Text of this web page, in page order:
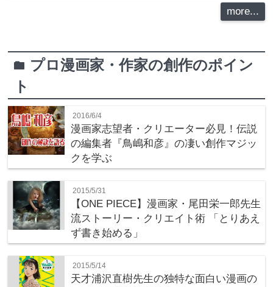
more...
folder プロ漫画家・作家の創作のポイン
ト
2016/6/4
漫画家志望者・クリエーター必見！伝説
の編集者『鳥嶋和彦』の凄い創作マジッ
クを学ぶ
2015/5/31
【ONE PIECE】漫画家・尾田栄一郎先生
流ストーリー・クリエイト術 「とりあえ
ず書き始める」
2015/5/14
天才浦沢直樹先生の独特な面白い漫画の